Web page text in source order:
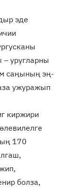
эде
– уругларны
саңының эң-
ужуражып
киржири
170
болза,